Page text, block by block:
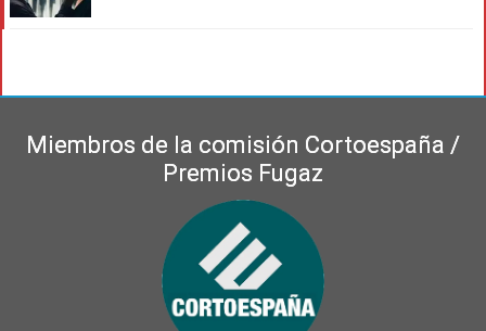
Miembros de la comisión Cortoespaña /
Premios Fugaz